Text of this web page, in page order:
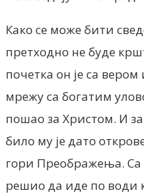
Како се може бити
претходно не буде
почетка он је са
мрежу са богатим
пошао за Христом. И
било му је дато
гори Преображења.
решио да иде по води